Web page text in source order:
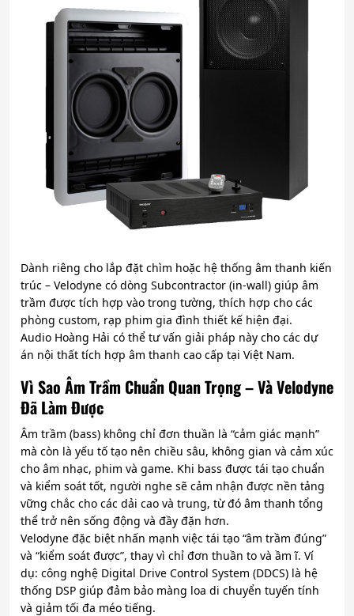
Dành riêng cho lắp đặt chìm hoặc hệ thống âm thanh kiến
trúc – Velodyne có dòng Subcontractor (in-wall) giúp âm
trầm được tích hợp vào trong tường, thích hợp cho các
phòng custom, rạp phim gia đình thiết kế hiện đại.
Audio Hoàng Hải có thể tư vấn giải pháp này cho các dự
án nội thất tích hợp âm thanh cao cấp tại Việt Nam.
Vì Sao Âm Trầm Chuẩn Quan Trọng – Và Velodyne
Đã Làm Được
Âm trầm (bass) không chỉ đơn thuần là “cảm giác mạnh”
mà còn là yếu tố tạo nên chiều sâu, không gian và cảm xúc
cho âm nhạc, phim và game. Khi bass được tái tạo chuẩn
và kiểm soát tốt, người nghe sẽ cảm nhận được nền tảng
vững chắc cho các dải cao và trung, từ đó âm thanh tổng
thể trở nên sống động và đầy đặn hơn.
Velodyne đặc biệt nhấn mạnh việc tái tạo “âm trầm đúng”
và “kiểm soát được”, thay vì chỉ đơn thuần to và ầm ĩ. Ví
dụ: công nghệ Digital Drive Control System (DDCS) là hệ
thống DSP giúp đảm bảo màng loa di chuyển tuyến tính
và giảm tối đa méo tiếng.